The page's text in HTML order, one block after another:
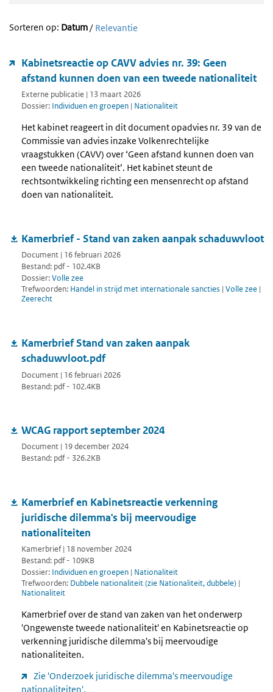
Sorteren op: Datum/ Relevantie
Kabinetsreactie op CAVV advies nr. 39: Geen
afstand kunnen doen van een tweede nationaliteit
Externe publicatie | 13 maart 2026
Dossier: Individuen en groepen | Nationaliteit
Het kabinet reageert in dit document opadvies nr. 39 van de
Commissie van advies inzake Volkenrechtelijke
vraagstukken (CAVV) over ‘Geen afstand kunnen doen van
een tweede nationaliteit’. Het kabinet steunt de
rechtsontwikkeling richting een mensenrecht op afstand
doen van nationaliteit.
Kamerbrief - Stand van zaken aanpak schaduwvloot
Document | 16 februari 2026
Bestand: pdf - 102.4KB
Dossier:Volle zee
Trefwoorden: Handel in strijd met internationale sancties | Volle zee |
Zeerecht
Kamerbrief Stand van zaken aanpak
schaduwvloot.pdf
Document | 16 februari 2026
Bestand: pdf - 102.4KB
WCAG rapport september 2024
Document | 19 december 2024
Bestand: pdf - 326.2KB
Kamerbrief en Kabinetsreactie verkenning
juridische dilemma's bij meervoudige
nationaliteiten
Kamerbrief | 18 november 2024
Bestand: pdf - 109KB
Dossier: Individuen en groepen | Nationaliteit
Trefwoorden: Dubbele nationaliteit (zie Nationaliteit, dubbele) |
Nationaliteit
Kamerbrief over de stand van zaken van het onderwerp
'Ongewenste tweede nationaliteit' en Kabinetsreactie op
verkenning juridische dilemma's bij meervoudige
nationaliteiten.
Zie 'Onderzoek juridische dilemma's meervoudige
nationaliteiten'.